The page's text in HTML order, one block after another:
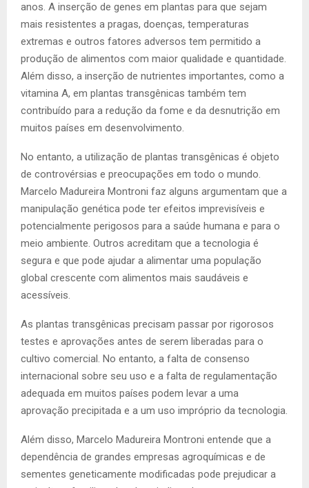
anos. A inserção de genes em plantas para que sejam
mais resistentes a pragas, doenças, temperaturas
extremas e outros fatores adversos tem permitido a
produção de alimentos com maior qualidade e quantidade.
Além disso, a inserção de nutrientes importantes, como a
vitamina A, em plantas transgênicas também tem
contribuído para a redução da fome e da desnutrição em
muitos países em desenvolvimento.
No entanto, a utilização de plantas transgênicas é objeto
de controvérsias e preocupações em todo o mundo.
Marcelo Madureira Montroni faz alguns argumentam que a
manipulação genética pode ter efeitos imprevisíveis e
potencialmente perigosos para a saúde humana e para o
meio ambiente. Outros acreditam que a tecnologia é
segura e que pode ajudar a alimentar uma população
global crescente com alimentos mais saudáveis e
acessíveis.
As plantas transgênicas precisam passar por rigorosos
testes e aprovações antes de serem liberadas para o
cultivo comercial. No entanto, a falta de consenso
internacional sobre seu uso e a falta de regulamentação
adequada em muitos países podem levar a uma
aprovação precipitada e a um uso impróprio da tecnologia.
Além disso, Marcelo Madureira Montroni entende que a
dependência de grandes empresas agroquímicas e de
sementes geneticamente modificadas pode prejudicar a